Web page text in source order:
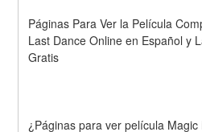
Páginas Para Ver la Película
Last Dance Online en Español y
Gratis
¿Páginas para ver película